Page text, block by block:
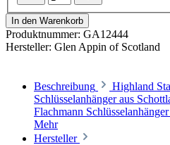
In den Warenkorb
Produktnummer: GA12444
Hersteller: Glen Appin of Scotland
Beschreibung
Highland
Schlüsselanhänger aus
Flachmann
Mehr
Hersteller